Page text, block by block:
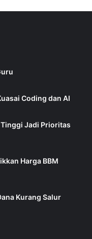
Coding dan AI
Tinggi Jadi Prioritas
Harga BBM
Kurang Salur